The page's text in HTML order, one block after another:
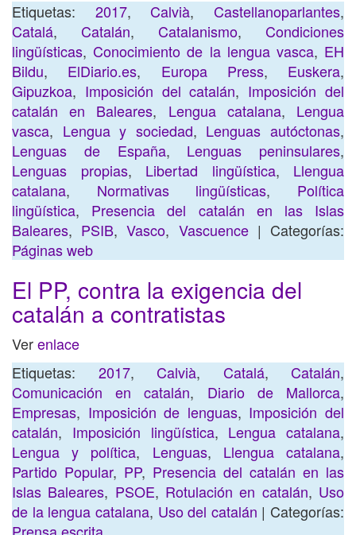
Etiquetas: 2017,Calvià,Castellanoparlantes,
Catalá, Catalán, Catalanismo, Condiciones
lingüísticas,Conocimiento de la lengua vasca, EH
Bildu, ElDiario.es, Europa Press, Euskera,
Gipuzkoa, Imposición del catalán, Imposición del
catalán en Baleares, Lengua catalana, Lengua
vasca, Lengua y sociedad, Lenguas autóctonas,
Lenguas de España, Lenguas peninsulares,
Lenguas propias, Libertad lingüística, Llengua
catalana, Normativas lingüísticas, Política
lingüística, Presencia del catalán en las Islas
Baleares, PSIB,Vasco, Vascuence| Categorías:
Páginas web
El PP, contra la exigencia del
catalán a contratistas
Verenlace
Etiquetas: 2017, Calvià, Catalá, Catalán,
Comunicación en catalán, Diario de Mallorca,
Empresas, Imposición de lenguas, Imposición del
catalán, Imposición lingüística, Lengua catalana,
Lengua y política, Lenguas, Llengua catalana,
Partido Popular, PP, Presencia del catalán en las
Islas Baleares, PSOE, Rotulación en catalán, Uso
de la lengua catalana, Uso del catalán | Categorías: